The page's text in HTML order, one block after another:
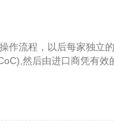
作流程，以后每家独立
然后由进口商凭有效